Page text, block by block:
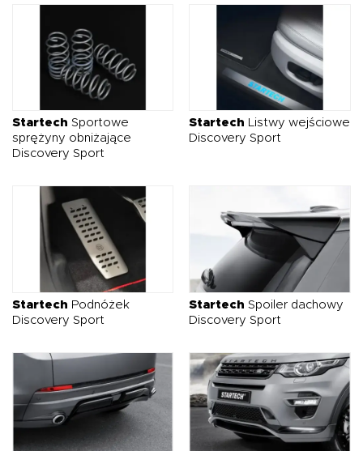
Startech Sportowe
sprężyny obniżające
Discovery Sport
Startech Listwy wejściowe
Discovery Sport
Startech Podnóżek
Discovery Sport
Startech Spoiler dachowy
Discovery Sport